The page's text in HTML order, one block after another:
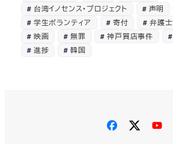
台湾イノセンス・プロジェクト
声明
学生ボランティア
寄付 弁護士
映画
無罪 神戸質店事件
進捗
韓国